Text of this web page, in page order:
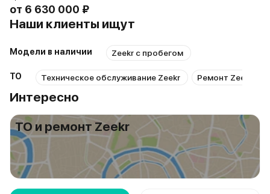
от 6 630 000 ₽
Наши клиенты ищут
Модели в наличии Zeekr с пробегом
ТО Техническое обслуживание Zeekr Ремонт Zeekr
Интересно
ТО и ремонт Zeekr